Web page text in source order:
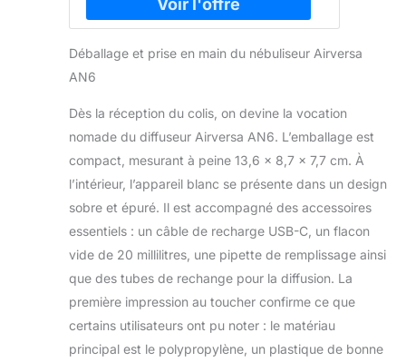
chaleur ou d’eau. Par rapport aux
diffuseurs à ultrasons traditionnels,
c'est un choix naturel, plus pratique et
Profitez de parfums puissants dans
votre maison, bureau, studio, salle de
bains, cuisine ou même lorsque vous
voyagez. Les commandes tactiles
comprennent 3 paramètres de
brouillard intermittent
(bas/moyen/haut) et 4 paramètres de
temporisateur (3 temporisateurs
d'arrêt automatique et Mode
minuterie-off) Léger et compatible
avec les bouteilles d'huile standard de
20 mL. Scenta Basic est compatible
avec les bouteilles d'huiles
essentielles américaines standard de
5/10/15/20 mL disponibles sur le
Déballage et prise en main du nébuliseur Airversa
AN6
Dès la réception du colis, on devine la vocation
nomade du diffuseur Airversa AN6. L’emballage est
compact, mesurant à peine 13,6 x 8,7 x 7,7 cm. À
l’intérieur, l’appareil blanc se présente dans un design
sobre et épuré. Il est accompagné des accessoires
essentiels : un câble de recharge USB-C, un flacon
vide de 20 millilitres, une pipette de remplissage ainsi
que des tubes de rechange pour la diffusion. La
première impression au toucher confirme ce que
certains utilisateurs ont pu noter : le matériau
principal est le polypropylène, un plastique de bonne